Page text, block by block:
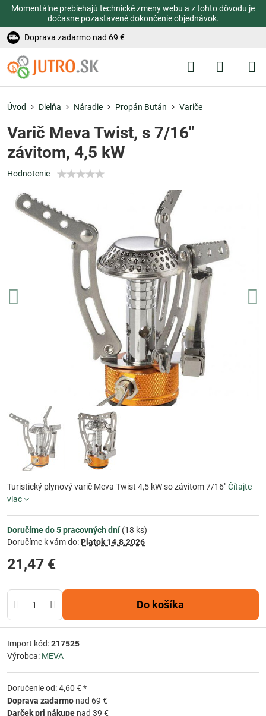
Momentálne prebiehajú technické zmeny webu a z tohto dôvodu je
dočasne pozastavené dokončenie objednávok.
Doprava zadarmo nad 69 €
Úvod Dielňa Náradie Propán Bután Variče
Varič Meva Twist, s 7/16"
závitom, 4,5 kW
Hodnotenie
Turistický plynový varič Meva Twist 4,5 kW so závitom 7/16"Čítajte
viac
Doručíme do 5 pracovných dní(18 ks)
Doručíme k vám do: Piatok 14.8.2026
21,47 €
Do košíka
Import kód:217525
Výrobca: MEVA
Doručenie od: 4,60 € *
Doprava zadarmo nad 69 €
Darček pri nákupe nad 39 €